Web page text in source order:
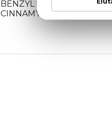
BENZYL BENZOATE,
CINNAMYL ALCOHOL,